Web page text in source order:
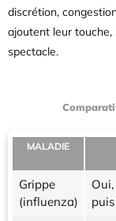
discrétion,
ajoutent leur
spectacle.
MALADIE
Grippe
(influenza)